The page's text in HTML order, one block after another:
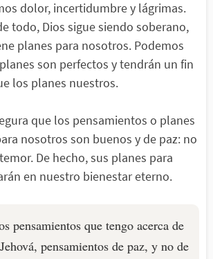
dolor, incertidumbre y lágrimas.
todo, Dios sigue siendo soberano,
planes para nosotros. Podemos
son perfectos y tendrán un fin
los planes nuestros.
que los pensamientos o planes
nosotros son buenos y de paz: no
De hecho, sus planes para
en nuestro bienestar eterno.
pensamientos que tengo acerca de
pensamientos de paz, y no de